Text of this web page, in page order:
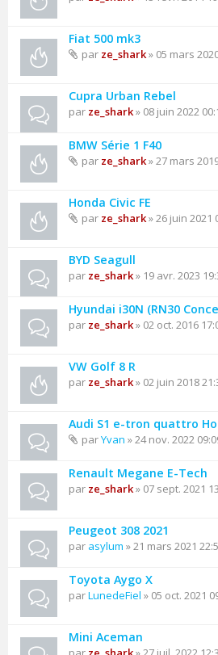
Fiat 500 mk3
par ze_shark» 05 mars
Cupra Urban Rebel
par ze_shark» 08 juin 2022
BMW Série 1 F40
par ze_shark» 27 mars
Honda Civic FE
par ze_shark» 26 juin 2021
BYD Seagull
par ze_shark» 19 avr. 2023
Hyundai i30N (RN30
par ze_shark» 02 oct. 2016
VW Golf 8 R
par ze_shark» 02 juin 2018
Audi S1 e-tron quattro
parYvan » 24 nov. 2022
Renault Megane E-Tech
par ze_shark» 07 sept. 2021
Peugeot 308 2021
par asylum » 21 mars 2021
Toyota Aygo X
parLunedeFiel » 05 oct. 2021
Mini Aceman